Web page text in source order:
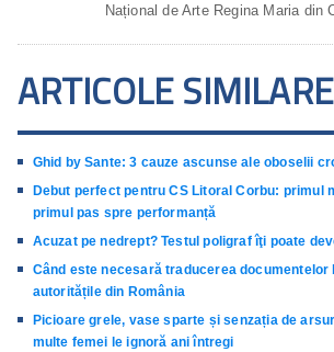
Național de Arte Regina Maria din
ARTICOLE SIMILARE
Ghid by Sante: 3 cauze ascunse ale oboselii
Debut perfect pentru CS Litoral Corbu: primul
primul pas spre performanță
Acuzat pe nedrept? Testul poligraf îţi poate
Când este necesară traducerea documentelor
autoritățile din România
Picioare grele, vase sparte și senzația de
multe femei le ignoră ani întregi